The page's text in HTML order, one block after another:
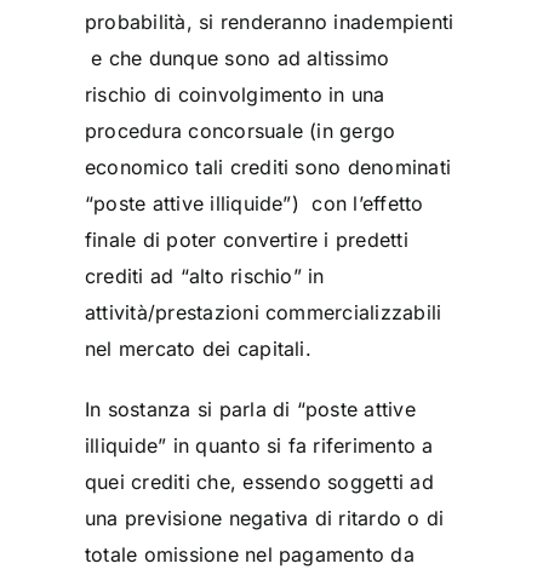
probabilità, si renderanno inadempienti
e che dunque sono ad altissimo
rischio di coinvolgimento in una
procedura concorsuale (in gergo
economico tali crediti sono denominati
“poste attive illiquide”) con l’effetto
finale di poter convertire i predetti
crediti ad “alto rischio” in
attività/prestazioni commercializzabili
nel mercato dei capitali.
In sostanza si parla di “poste attive
illiquide” in quanto si fa riferimento a
quei crediti che, essendo soggetti ad
una previsione negativa di ritardo o di
totale omissione nel pagamento da